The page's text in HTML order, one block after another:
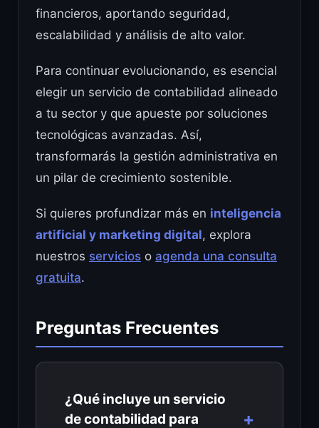
financieros, aportando seguridad,
escalabilidad y análisis de alto valor.
Para continuar evolucionando, es esencial
elegir un servicio de contabilidad alineado
a tu sector y que apueste por soluciones
tecnológicas avanzadas. Así,
transformarás la gestión administrativa en
un pilar de crecimiento sostenible.
Si quieres profundizar más en inteligencia
artificial y marketing digital, explora
nuestros servicios o agenda una consulta
gratuita.
Preguntas Frecuentes
¿Qué incluye un servicio
de contabilidad para